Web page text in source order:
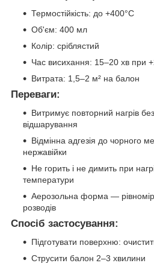
Термостійкість: до +400°C
Об'єм: 400 мл
Колір: сріблястий
Час висихання: 15–20 хв при
Витрата: 1,5–2 м² на балон
Переваги:
Витримує повторний нагрів
відшарування
Відмінна адгезія до чорного
нержавійки
Не горить і не димить при
температури
Аерозольна форма —
розводів
Спосіб застосування:
Підготувати поверхню:
Струсити балон 2–3 хвилини